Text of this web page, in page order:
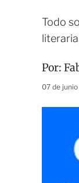
Todo
Por:
07 de